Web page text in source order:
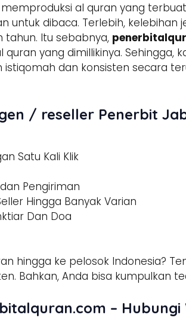
al quran yang
untuk dibaca. Terlebih,
Itu sebabnya,
yang dimillikinya.
dan konsisten secara
/ reseller Penerbit
Satu Kali Klik
Pengiriman
Hingga Banyak Varian
Dan Doa
hingga ke pelosok Indonesia?
Bahkan, Anda bisa kumpulkan
– Hubungi